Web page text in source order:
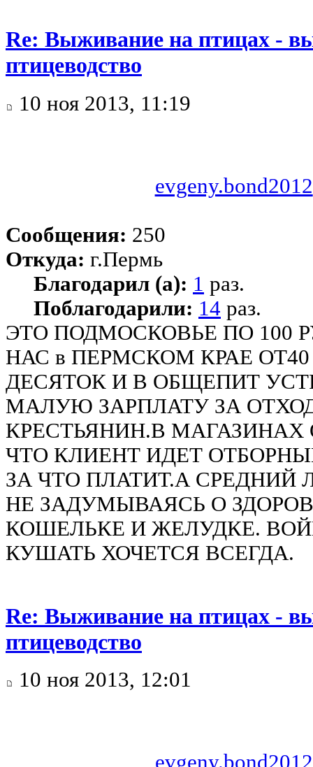
Re: Выживание на птицах -
птицеводство
10 ноя 2013, 11:19
evgeny.bond2012
Сообщения: 250
Откуда: г.Пермь
Благодарил (а): 1 раз.
Поблагодарили: 14 раз.
ЭТО ПОДМОСКОВЬЕ ПО 100
НАС в ПЕРМСКОМ КРАЕ ОТ40
ДЕСЯТОК И В ОБЩЕПИТ
МАЛУЮ ЗАРПЛАТУ ЗА
КРЕСТЬЯНИН.В МАГАЗИНАХ
ЧТО КЛИЕНТ ИДЕТ
ЗА ЧТО ПЛАТИТ.А СРЕДНИЙ
НЕ ЗАДУМЫВАЯСЬ О
КОШЕЛЬКЕ И ЖЕЛУДКЕ.
КУШАТЬ ХОЧЕТСЯ ВСЕГДА.
Re: Выживание на птицах -
птицеводство
10 ноя 2013, 12:01